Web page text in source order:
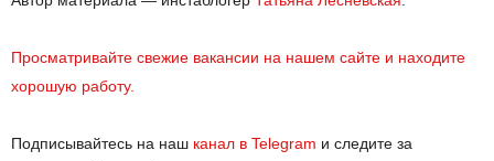
Просматривайте свежие вакансии на нашем сайте и находите
хорошую работу.
Подписывайтесь на наш канал в Telegram и следите за